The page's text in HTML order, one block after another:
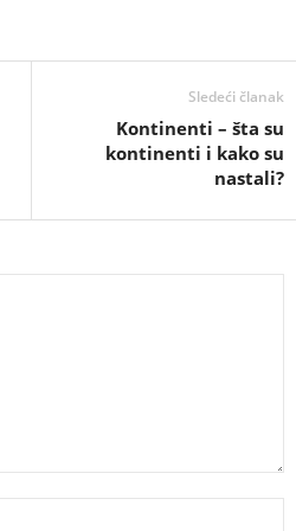
Sledeći članak
Kontinenti – šta su
kontinenti i kako su
nastali?